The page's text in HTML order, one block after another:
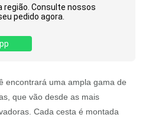
região. Consulte nossos
pedido agora.
encontrará uma ampla gama de
que vão desde as mais
Cada cesta é montada